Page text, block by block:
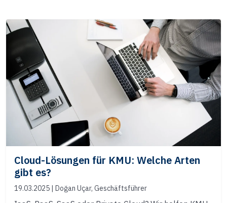
Cloud-Lösungen für KMU: Welche Arten
gibt es?
19.03.2025 | Doğan Uçar, Geschäftsführer